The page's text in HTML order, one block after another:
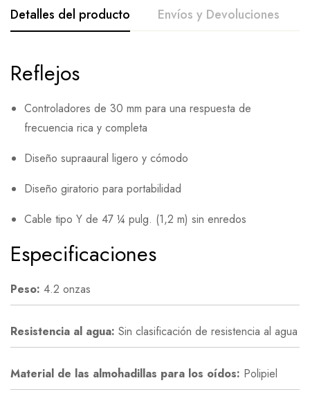
Detalles del producto Envíos y Devoluciones
Reflejos
Controladores de 30 mm para una respuesta de
frecuencia rica y completa
Diseño supraaural ligero y cómodo
Diseño giratorio para portabilidad
Cable tipo Y de 47 ¼ pulg. (1,2 m) sin enredos
Especificaciones
Peso: 4.2 onzas
Resistencia al agua: Sin clasificación de resistencia al agua
Material de las almohadillas para los oídos: Polipiel